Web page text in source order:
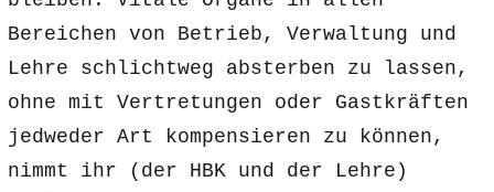
Bereichen von Betrieb, Verwaltung und
Lehre schlichtweg absterben zu lassen,
ohne mit Vertretungen oder Gastkräften
jedweder Art kompensieren zu können,
nimmt ihr (der HBK und der Lehre)